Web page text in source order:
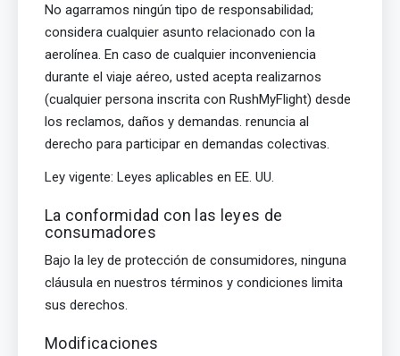
No agarramos ningún tipo de responsabilidad;
considera cualquier asunto relacionado con la
aerolínea. En caso de cualquier inconveniencia
durante el viaje aéreo, usted acepta realizarnos
(cualquier persona inscrita con RushMyFlight) desde
los reclamos, daños y demandas. renuncia al
derecho para participar en demandas colectivas.
Ley vigente: Leyes aplicables en EE. UU.
La conformidad con las leyes de
consumadores
Bajo la ley de protección de consumidores, ninguna
cláusula en nuestros términos y condiciones limita
sus derechos.
Modificaciones